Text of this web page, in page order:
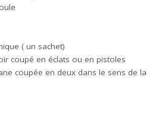
( un sachet)
coupé en éclats ou en pistoles
coupée en deux dans le sens de la